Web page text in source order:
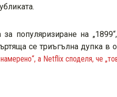
за популяризиране на
се триъгълна дупка в
a Netflix споделя, че